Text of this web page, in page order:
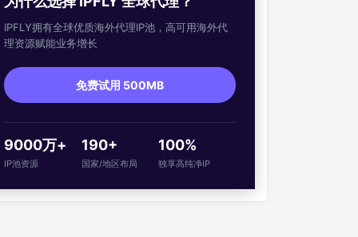
IPFLY拥有全球优质海外代理IP池，高可用海外代
理资源赋能业务增长
免费试用 500MB
9000万+
IP池资源
190+
国家/地区布局
100%
独享高纯净IP